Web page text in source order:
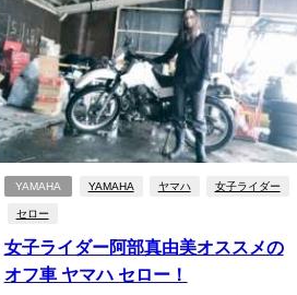
YAMAHA YAMAHA ヤマハ 女子ライダー
セロー
女子ライダー阿部真由美オススメの
オフ車 ヤマハ セロー！